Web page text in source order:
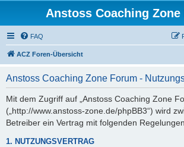
Anstoss Coaching Zone
FAQ
ACZ Foren-Übersicht
Anstoss Coaching Zone Forum -
Mit dem Zugriff auf „Anstoss Coaching Zone
(„http://www.anstoss-zone.de/phpBB3“) wird
Betreiber ein Vertrag mit folgenden
1. NUTZUNGSVERTRAG